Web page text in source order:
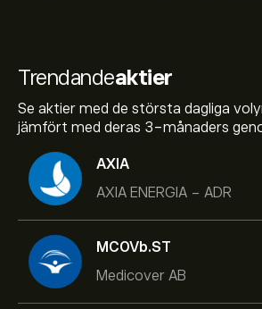
Trendandeaktier
Se aktier med de största dagliga
jämfört med deras 3-månaders
AXIA
AXIA ENERGIA - ADR
MCOVb.ST
Medicover AB